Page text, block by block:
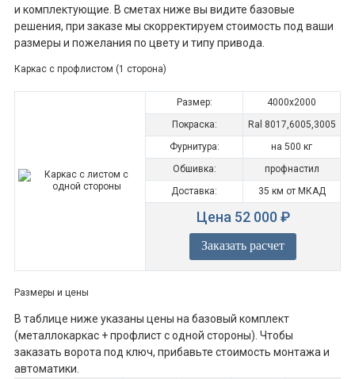
и комплектующие. В сметах ниже вы видите базовые
решения, при заказе мы скорректируем стоимость под ваши
размеры и пожелания по цвету и типу привода.
Каркас с профлистом (1 сторона)
Размер:
4000x2000
Покраска:
Ral 8017,6005,3005
Фурнитура:
на 500 кг
Обшивка:
профнастил
Доставка:
35 км от МКАД
Цена 52 000 ₽
Заказать расчет
Размеры и цены
В таблице ниже указаны цены на базовый комплект
(металлокаркас + профлист с одной стороны). Чтобы
заказать ворота под ключ, прибавьте стоимость монтажа и
автоматики.